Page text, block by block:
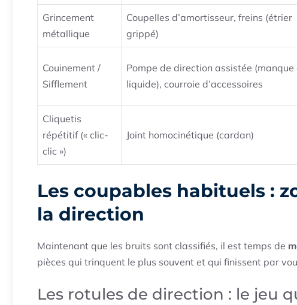
Grincement
métallique
Coupelles d’amortisseur, freins (étrier
grippé)
Couinement /
Sifflement
Pompe de direction assistée (manque
liquide), courroie d’accessoires
Cliquetis
répétitif (« clic-
clic »)
Joint homocinétique (cardan)
Les coupables habituels :
la direction
Maintenant que les bruits sont classifiés, il est temps de
pièces qui trinquent le plus souvent et qui finissent par
Les rotules de direction : le jeu